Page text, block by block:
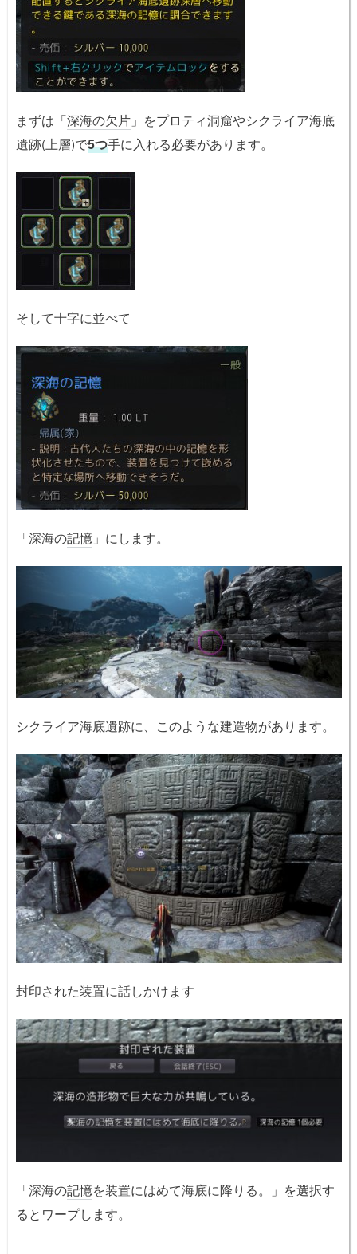
まずは「深海の欠片 」をプロティ洞窟やシクライア海底
遺跡(上層)で5つ手に入れる必要があります。
そして十字に並べて
「深海の記憶 」にします。
シクライア海底遺跡に、このような建造物があります。
封印された装置に話しかけます
「深海の記憶を装置にはめて海底に降りる。」を選択す
るとワープします。